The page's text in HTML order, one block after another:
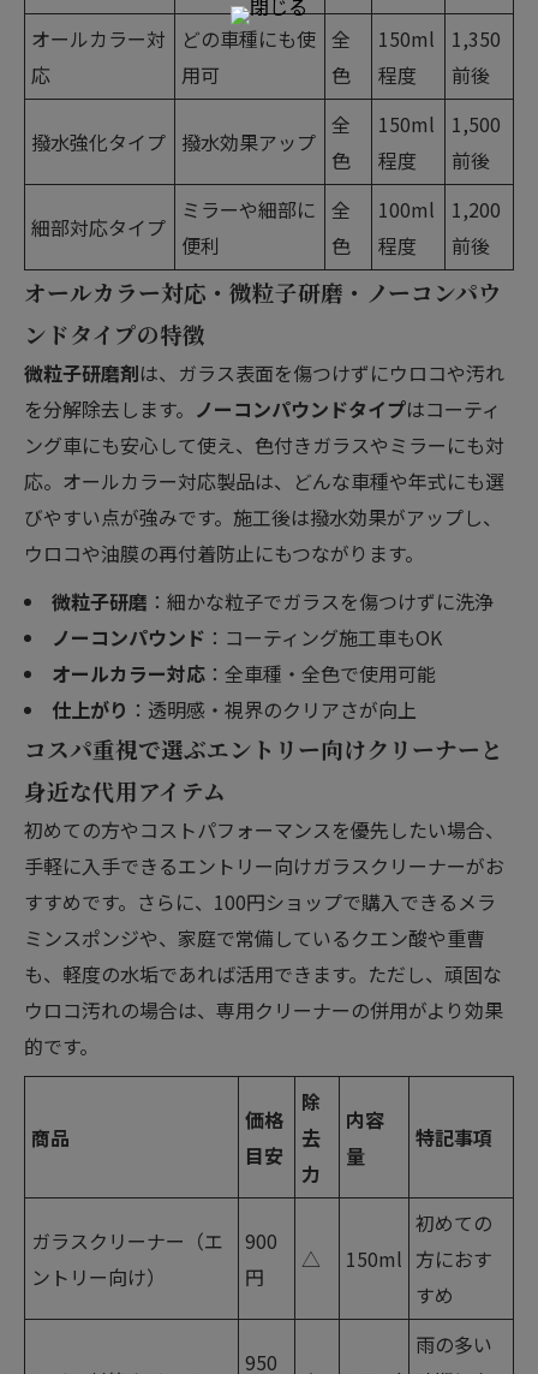
オールカラー対
応
どの車種にも使
用可
全
色
150ml
程度
1,350
前後
撥水強化タイプ 撥水効果アップ
全
色
150ml
程度
1,500
前後
細部対応タイプ
ミラーや細部に
便利
全
色
100ml
程度
1,200
前後
オールカラー対応・微粒子研磨・ノーコンパウ
ンドタイプの特徴
微粒子研磨剤は、ガラス表面を傷つけずにウロコや汚れ
を分解除去します。 ノーコンパウンドタイプはコーティ
ング車にも安心して使え、色付きガラスやミラーにも対
応。オールカラー対応製品は、どんな車種や年式にも選
びやすい点が強みです。施工後は撥水効果がアップし、
ウロコや油膜の再付着防止にもつながります。
微粒子研磨 ：細かな粒子でガラスを傷つけずに洗浄
ノーコンパウンド ：コーティング施工車もOK
オールカラー対応：全車種・全色で使用可能
仕上がり ：透明感・視界のクリアさが向上
コスパ重視で選ぶエントリー向けクリーナーと
身近な代用アイテム
初めての方やコストパフォーマンスを優先したい場合、
手軽に入手できるエントリー向けガラスクリーナーがお
すすめです。さらに、100円ショップで購入できるメラ
ミンスポンジや、家庭で常備しているクエン酸や重曹
も、軽度の水垢であれば活用できます。ただし、頑固な
ウロコ汚れの場合は、専用クリーナーの併用がより効果
的です。
商品
価格
目安
除
去
力
内容
量
特記事項
ガラスクリーナー（エ
ントリー向け）
900
円
△ 150ml
初めての
方におす
すめ
950
雨の多い